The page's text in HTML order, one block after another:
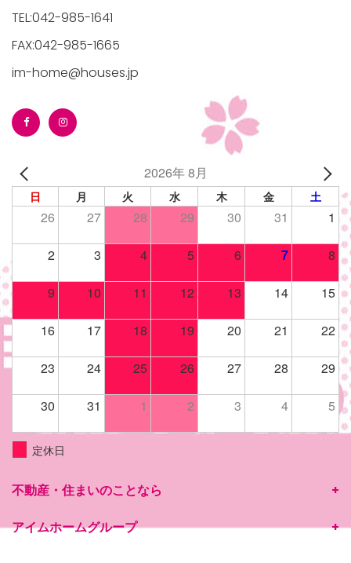
TEL:042-985-1641
FAX:042-985-1665
im-home@houses.jp
2026年 8月
日 月 火 水 木 金 土
26 27 28 29 30 31 1
2 3 4 5 6 7 8
9 10 11 12 13 14 15
16 17 18 19 20 21 22
23 24 25 26 27 28 29
30 31 1 2 3 4 5
定休日
不動産・住まいのことなら
アイムホームグループ